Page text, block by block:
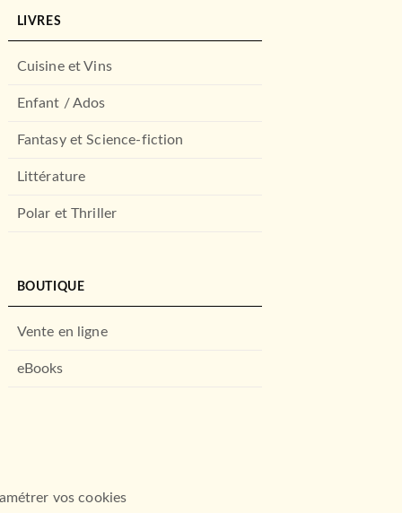
LIVRES
Cuisine et Vins
Enfant / Ados
Fantasy et Science-fiction
Littérature
Polar et Thriller
BOUTIQUE
Vente en ligne
eBooks
vos cookies